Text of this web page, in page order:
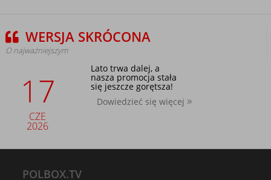
WERSJA SKRÓCONA
O najważniejszym
17
CZE
2026
Lato trwa dalej, a
nasza promocja stała
się jeszcze gorętsza!
Dowiedzieć się więcej
POLBOX.TV